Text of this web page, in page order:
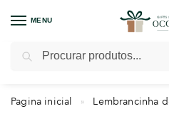
MENU
Pagina inicial » Lembrancinha